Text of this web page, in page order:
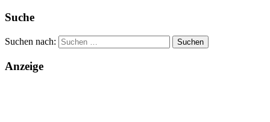
Suche
Suchen nach:
Anzeige